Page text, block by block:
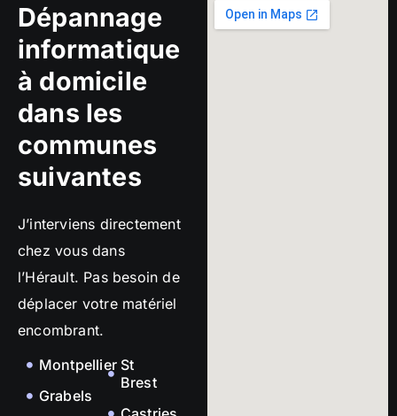
Dépannage
informatique
à domicile
dans les
communes
suivantes
J’interviens directement
chez vous dans
l’Hérault. Pas besoin de
déplacer votre matériel
encombrant.
Montpellier
Grabels
St
Brest